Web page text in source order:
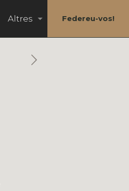
Altres Federeu-vos!